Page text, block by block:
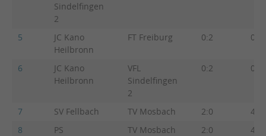
Sindelfingen
2
5
JC Kano
Heilbronn
FT Freiburg 0:2 0:4
6
JC Kano
Heilbronn
VFL
Sindelfingen
2
0:2 0:4
7 SV Fellbach TV Mosbach 2:0
4:3
8
PS
TV Mosbach 2:0 4:3